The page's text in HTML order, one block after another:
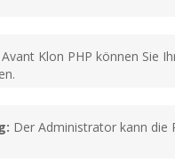
Klon PHP können Sie
Der Administrator kann die